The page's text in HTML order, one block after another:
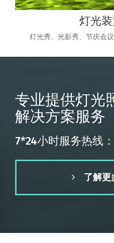
灯光
灯光秀、光影秀、节庆会
专业提供灯光
解决方案服务
7*24小时服务热线
了解更